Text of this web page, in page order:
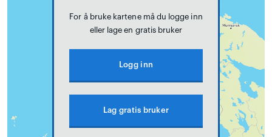
For å bruke kartene må du logge inn
eller lage en gratis bruker
Logg inn
Lag gratis bruker